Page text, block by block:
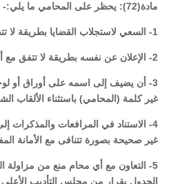
مادة(72): يحظر على المحامي ما يلي:-
1- السعي لاستجلاب القضايا بطريقة لا تتفق مع كرامة المهنة.
2- الإعلان عن نفسه بطريقة لا تتفق مع أحكام القانون.
3- أن يضيف إلى اسمه على أوراق أو
غير كلمة (المحامي) باستثناء الألقاب
4- الاستناد في المرافعات
غير صحيحة بصورة تتنافى مع الأمانة
5- التعاون مع أي محام منع من
الجدول بقرار من مجلس التأديب